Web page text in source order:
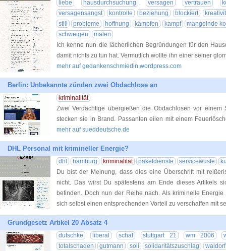
liebe hausdurchsuchung versagen vertrauen
versagensangst
kontrolle beziehung blockiert
still
probleme hoffnung kämpfen kampf
mangelnde
schweigen
malen
Ich kenne nun die lächerlichen Begründungen für den
damit nichts zu tun hat. Vermutlich wollte ihn einer seiner
mehr auf gedankenschmiedin.wordpress.com
Berlin: Unbekannte zünden zwei Obdachlose an
kriminalität
Zwei Verdächtige übergießen die Obdachlosen vor einem
stecken sie in Brand. Passanten eilen mit einem
mehr auf sueddeutsche.de
DHL Personal mit krimineller Energie?
dhl hamburg kriminalität paketdienste servicewüste
Du bist der Meinung, dass dies eine Überschrift mit
nicht. Das wirst Du spätestens am Ende dieses Artikels
befinden. Doch nun der Reihe nach. Als kriminelle
sich selbst einen entsprechenden Vorteil zu verschaffen mit
Grundgesetz Artikel 20 Absatz 4
dutschke liberal schaf stuttgart 21 wm 2006
totalschaden
gutmann soli solidaritätszuschlag
waldorf